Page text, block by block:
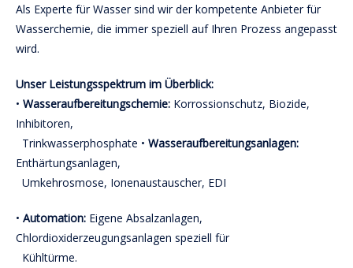
Als Experte für Wasser sind wir der kompetente Anbieter für
Wasserchemie, die immer speziell auf Ihren Prozess angepasst
wird.
Unser Leistungsspektrum im Überblick:
• Wasseraufbereitungschemie: Korrossionschutz, Biozide,
Inhibitoren,
Trinkwasserphosphate • Wasseraufbereitungsanlagen:
Enthärtungsanlagen,
Umkehrosmose, Ionenaustauscher, EDI
• Automation: Eigene Absalzanlagen,
Chlordioxiderzeugungsanlagen speziell für
Kühltürme.